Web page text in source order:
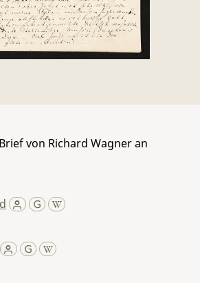
von Richard Wagner an